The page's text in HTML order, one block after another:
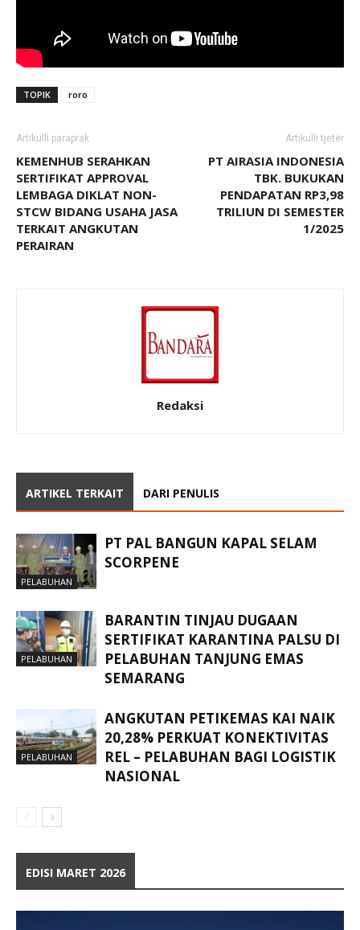
TOPIK roro
Artikulli paraprak
KEMENHUB SERAHKAN
SERTIFIKAT APPROVAL
LEMBAGA DIKLAT NON-
STCW BIDANG USAHA JASA
TERKAIT ANGKUTAN
PERAIRAN
Artikulli tjetër
PT AIRASIA INDONESIA
TBK. BUKUKAN
PENDAPATAN RP3,98
TRILIUN DI SEMESTER
1/2025
Redaksi
ARTIKEL TERKAIT DARI PENULIS
PELABUHAN
PT PAL BANGUN KAPAL SELAM
SCORPENE
PELABUHAN
BARANTIN TINJAU DUGAAN
SERTIFIKAT KARANTINA PALSU DI
PELABUHAN TANJUNG EMAS
SEMARANG
PELABUHAN
ANGKUTAN PETIKEMAS KAI NAIK
20,28% PERKUAT KONEKTIVITAS
REL – PELABUHAN BAGI LOGISTIK
NASIONAL
EDISI MARET 2026